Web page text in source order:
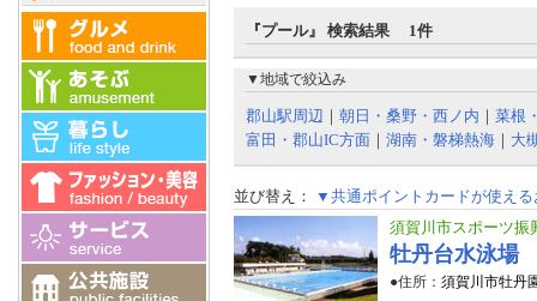
『プール』 検索結果 1件
▼地域で絞込み
郡山駅周辺 ｜ 朝日・桑野・西ノ内 ｜ 菜根
富田・郡山IC方面 ｜ 湖南・磐梯熱海 ｜ 大
並び替え：
▼共通ポイントカードが使える
須賀川市スポーツ振
牡丹台水泳場
●住所： 須賀川市牡丹